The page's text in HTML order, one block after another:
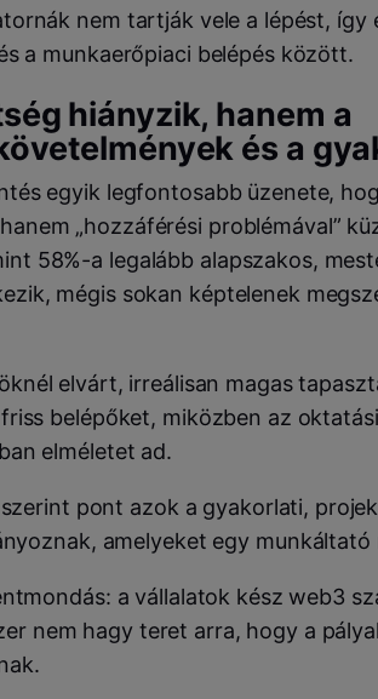
nem tartják vele a lépést, így
a munkaerőpiaci belépés között.
hiányzik, hanem a
és a
egyik legfontosabb üzenete,
„hozzáférési problémával”
58%-a legalább alapszakos,
mégis sokan képtelenek
elvárt, irreálisan magas
belépőket, miközben az
elméletet ad.
pont azok a gyakorlati,
amelyeket egy munkáltató
a vállalatok kész web3
nem hagy teret arra, hogy a